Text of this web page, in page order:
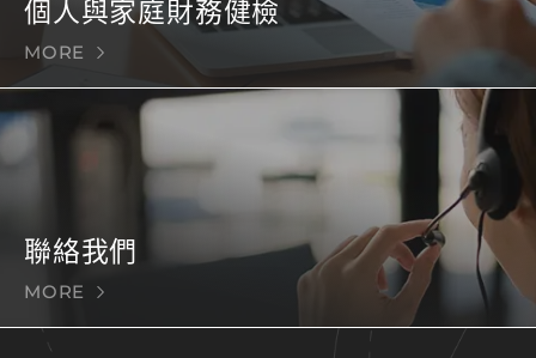
個人與家庭財務健檢
MORE
聯絡我們
MORE